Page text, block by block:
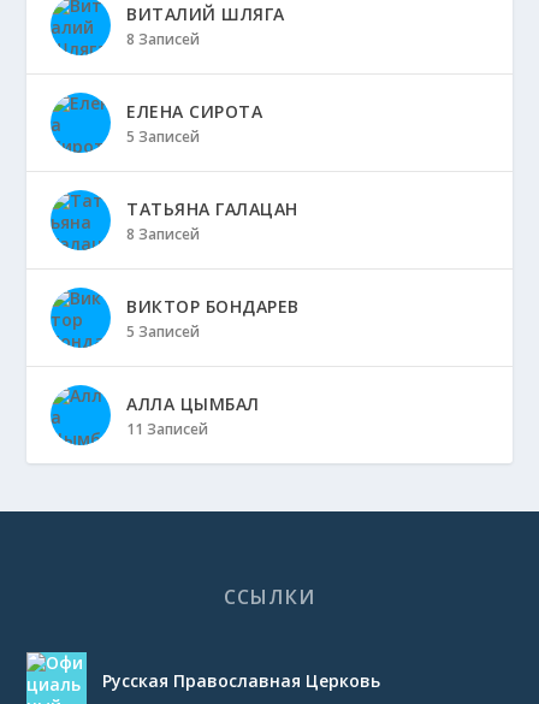
ВИТАЛИЙ ШЛЯГА
8 Записей
ЕЛЕНА СИРОТА
5 Записей
ТАТЬЯНА ГАЛАЦАН
8 Записей
ВИКТОР БОНДАРЕВ
5 Записей
АЛЛА ЦЫМБАЛ
11 Записей
ССЫЛКИ
Русская Православная Церковь